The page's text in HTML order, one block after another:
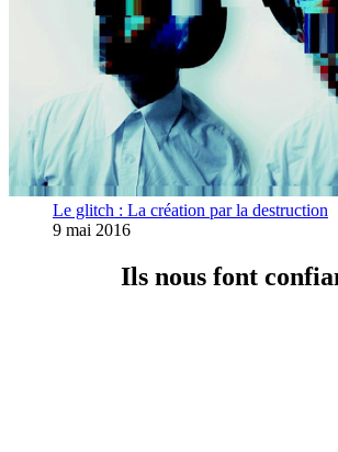
Le glitch : La création par la destruction
9 mai 2016
Ils nous font